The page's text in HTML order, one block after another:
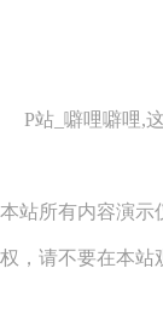
P站_噼哩噼哩,
本站所有内容演示
权，请不要在本站